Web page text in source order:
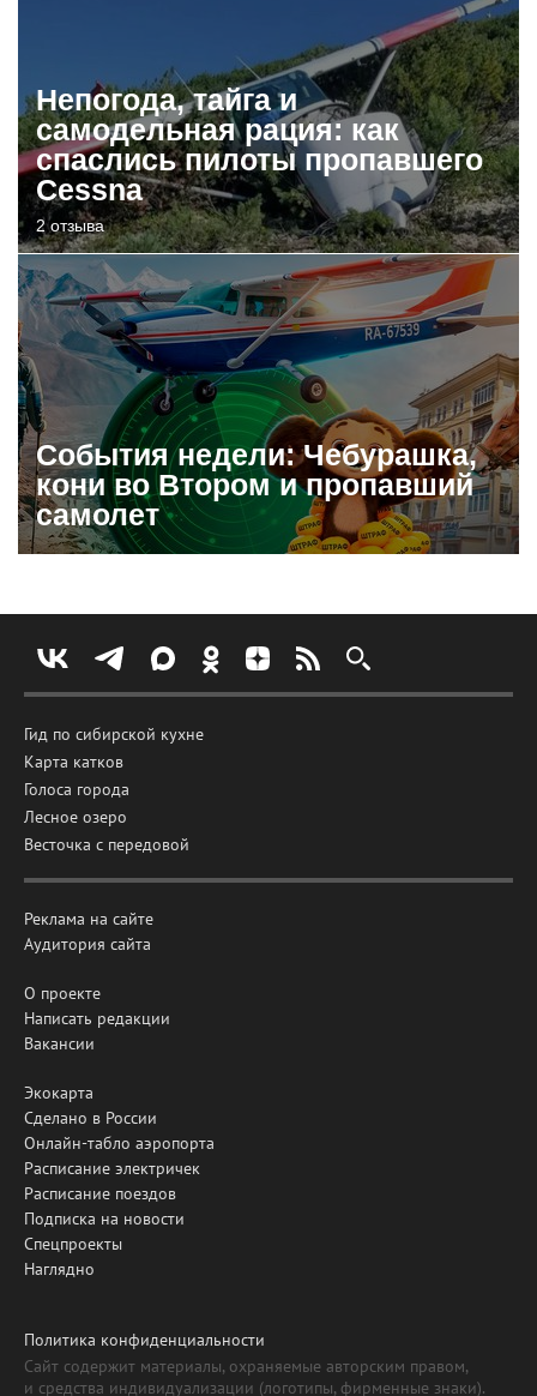
Непогода, тайга и
самодельная рация: как
спаслись пилоты пропавшего
Cessna
2 отзыва
События недели: Чебурашка,
кони во Втором и пропавший
самолет
Гид по сибирской кухне
Карта катков
Голоса города
Лесное озеро
Весточка с передовой
Реклама на сайте
Аудитория сайта
О проекте
Написать редакции
Вакансии
Экокарта
Сделано в России
Онлайн-табло аэропорта
Расписание электричек
Расписание поездов
Подписка на новости
Спецпроекты
Наглядно
Политика конфиденциальности
Сайт содержит материалы, охраняемые авторским правом,
и средства индивидуализации (логотипы, фирменные знаки).